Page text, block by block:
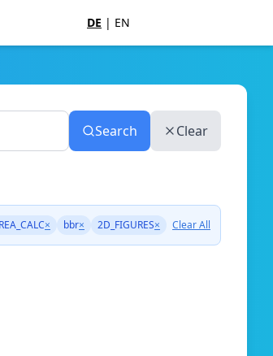
DE | EN
Search Clear
× bbr× 2D_FIGURES× Clear All